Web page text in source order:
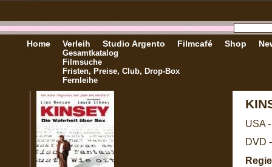
Home Verleih
Gesamtkatalog
Filmsuche
Fristen, Preise, Club, Drop-Box
Fernleihe
Studio Argento Filmcafé Shop
USA
DVD